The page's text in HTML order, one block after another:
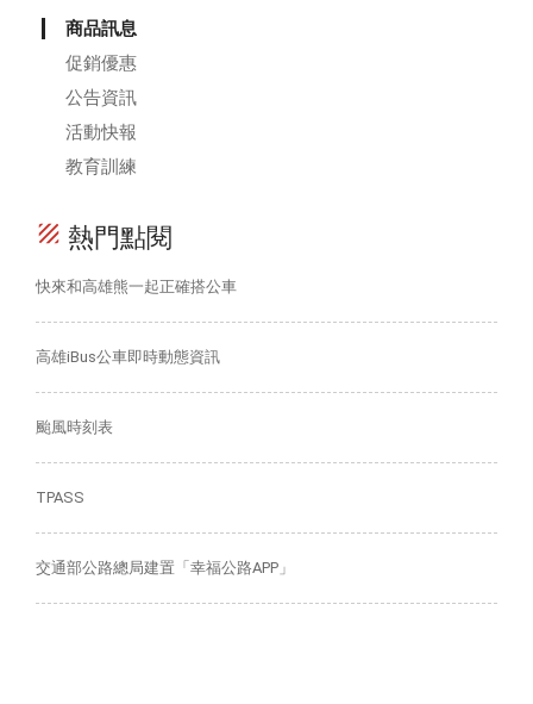
商品訊息
促銷優惠
公告資訊
活動快報
教育訓練
texture 熱門點閱
快來和高雄熊一起正確搭公車
高雄iBus公車即時動態資訊
颱風時刻表
TPASS
交通部公路總局建置「幸福公路APP」